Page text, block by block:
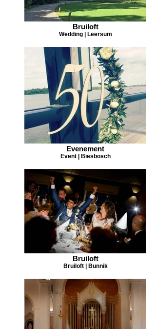
Bruiloft
Wedding | Leersum
Evenement
Event | Biesbosch
Bruiloft
Bruiloft | Bunnik